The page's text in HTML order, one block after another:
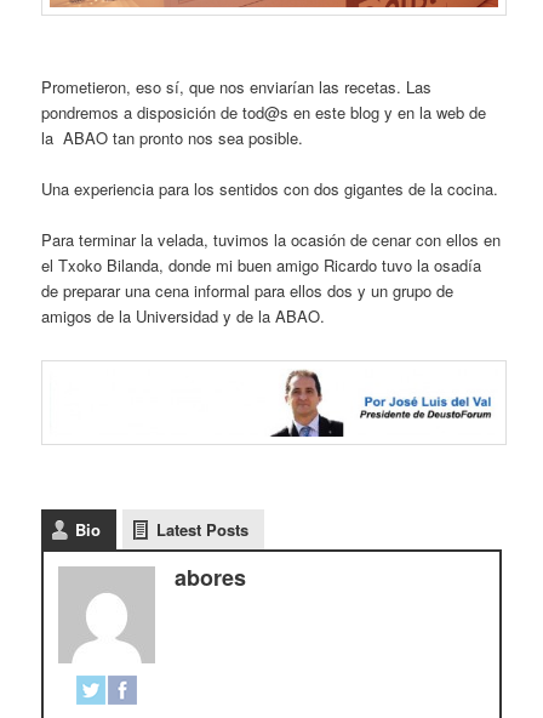
Prometieron, eso sí, que nos enviarían las recetas. Las
pondremos a disposición de tod@s en este blog y en la web de
la ABAO tan pronto nos sea posible.
Una experiencia para los sentidos con dos gigantes de la cocina.
Para terminar la velada, tuvimos la ocasión de cenar con ellos en
el Txoko Bilanda, donde mi buen amigo Ricardo tuvo la osadía
de preparar una cena informal para ellos dos y un grupo de
amigos de la Universidad y de la ABAO.
Bio Latest Posts
abores